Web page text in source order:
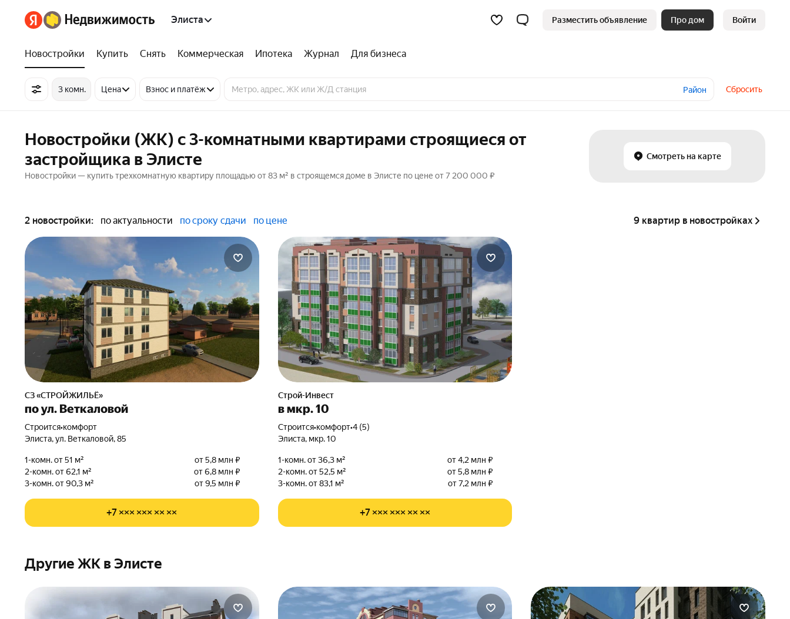
Элиста Разместить объявление Про дом Войти
Новостройки Купить Снять Коммерческая Ипотека Журнал Для бизнеса
3 комн. Цена Взнос и платёж Район Сбросить
Новостройки (ЖК) с 3-комнатными квартирами строящиеся от
застройщика в Элисте
Новостройки — купить трехкомнатную квартиру площадью от 83 м² в строящемся доме в Элисте по цене от 7 200 000 ₽
Смотреть на карте
2 новостройки: по актуальности по сроку сдачи по цене 9 квартир в новостройках
СЗ «СТРОЙЖИЛЬЁ»
по ул. Веткаловой
Строится•комфорт
Элиста, ул. Веткаловой, 85
1-комн. от 51 м²
от 5,8 млн ₽
2-комн. от 62,1 м²
от 6,8 млн ₽
3-комн. от 90,3 м²
от 9,5 млн ₽
+7 ××× ××× ×× ××
Строй-Инвест
в мкр. 10
Строится•комфорт•4 (5)
Элиста, мкр. 10
1-комн. от 36,3 м²
от 4,2 млн ₽
2-комн. от 52,5 м²
от 5,8 млн ₽
3-комн. от 83,1 м²
от 7,2 млн ₽
+7 ××× ××× ×× ××
Другие ЖК в Элисте